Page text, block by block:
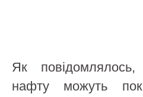
Як
нафту можуть